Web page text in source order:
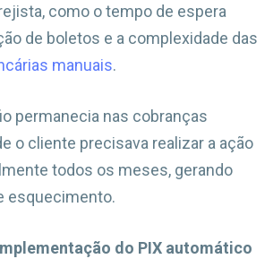
como o tempo de espera
de boletos e a complexidade das
manuais.
permanecia nas cobranças
o cliente precisava realizar a ação
todos os meses, gerando
esquecimento.
do PIX automático